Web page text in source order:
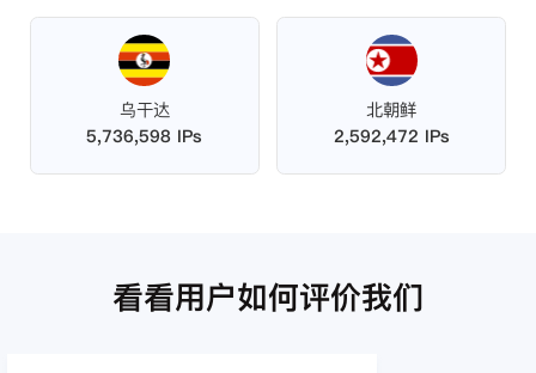
乌干达
5,736,598 IPs
北朝鲜
2,592,472 IPs
看看用户如何评价我们